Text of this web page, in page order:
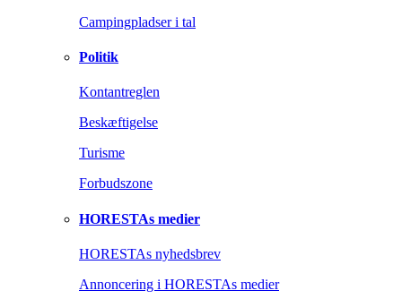
Campingpladser i tal
Politik
Kontantreglen
Beskæftigelse
Turisme
Forbudszone
HORESTAs medier
HORESTAs nyhedsbrev
Annoncering i HORESTAs medier